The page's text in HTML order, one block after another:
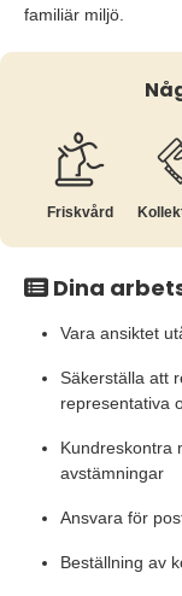
familiär miljö.
Friskvård
Dina
Vara ansiktet
Säkerställa att
representativa
Kundreskontra
avstämningar
Ansvara för
Beställning av